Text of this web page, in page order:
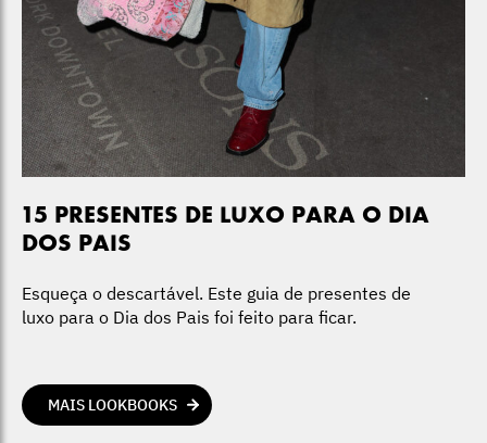
15 PRESENTES DE LUXO PARA O DIA
DOS PAIS
Esqueça o descartável. Este guia de presentes de
luxo para o Dia dos Pais foi feito para ficar.
MAIS LOOKBOOKS